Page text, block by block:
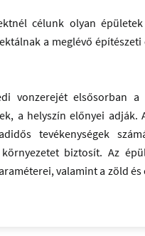
célunk olyan
a meglévő
vonzerejét elsősorban
a helyszín előnyei adják.
tevékenységek
biztosít. Az
valamint a zöld